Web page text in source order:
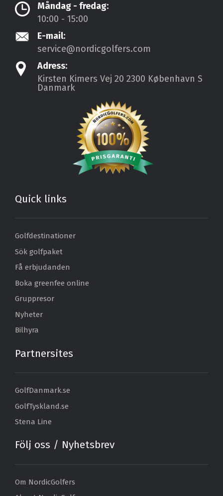
Måndag - fredag:
10:00 - 15:00
E-mail:
service@nordicgolfers.com
Adress:
Kirsten Kimers Vej 20 2300 København S
Danmark
Quick links
Golfdestinationer
Sök golfpaket
Få erbjudanden
Boka greenfee online
Gruppresor
Nyheter
Bilhyra
Partnersites
GolfDanmark.se
GolfTyskland.se
Stena Line
Följ oss / Nyhetsbrev
Om NordicGolfers